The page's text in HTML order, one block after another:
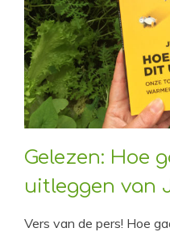
Gelezen: Hoe
uitleggen van
Vers van de pers! Hoe